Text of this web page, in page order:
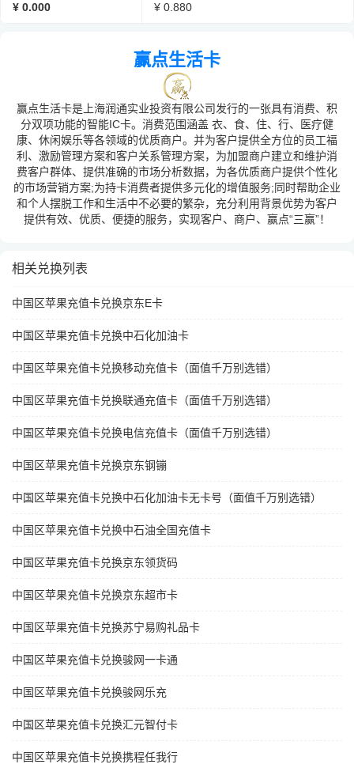
¥ 0.000 ¥ 0.880
赢点生活卡
赢点生活卡是上海润通实业投资有限公司发行的一张具有消费、积
分双项功能的智能IC卡。消费范围涵盖 衣、食、住、行、医疗健
康、休闲娱乐等各领域的优质商户。并为客户提供全方位的员工福
利、激励管理方案和客户关系管理方案，为加盟商户建立和维护消
费客户群体、提供准确的市场分析数据，为各优质商户提供个性化
的市场营销方案;为持卡消费者提供多元化的增值服务;同时帮助企业
和个人摆脱工作和生活中不必要的繁杂，充分利用背景优势为客户
提供有效、优质、便捷的服务，实现客户、商户、赢点“三赢”！
相关兑换列表
中国区苹果充值卡兑换京东E卡
中国区苹果充值卡兑换中石化加油卡
中国区苹果充值卡兑换移动充值卡（面值千万别选错）
中国区苹果充值卡兑换联通充值卡（面值千万别选错）
中国区苹果充值卡兑换电信充值卡（面值千万别选错）
中国区苹果充值卡兑换京东钢镚
中国区苹果充值卡兑换中石化加油卡无卡号（面值千万别选错）
中国区苹果充值卡兑换中石油全国充值卡
中国区苹果充值卡兑换京东领货码
中国区苹果充值卡兑换京东超市卡
中国区苹果充值卡兑换苏宁易购礼品卡
中国区苹果充值卡兑换骏网一卡通
中国区苹果充值卡兑换骏网乐充
中国区苹果充值卡兑换汇元智付卡
中国区苹果充值卡兑换携程任我行